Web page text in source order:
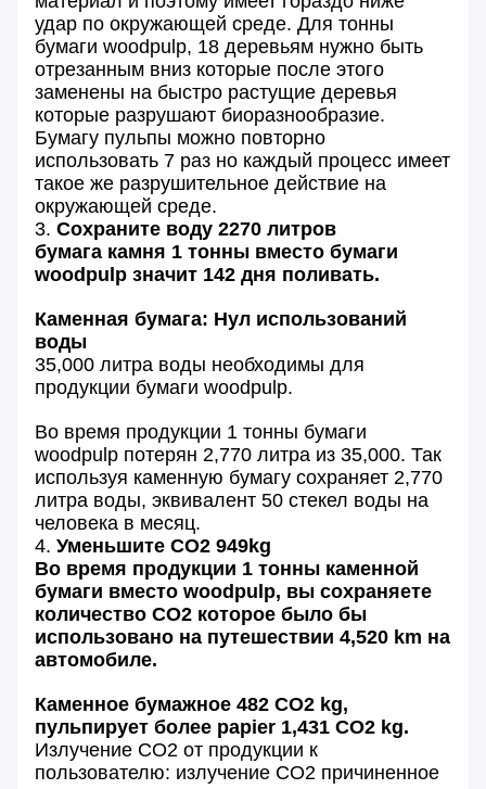
удар по окружающей среде. Для тонны
бумаги woodpulp, 18 деревьям нужно быть
отрезанным вниз которые после этого
заменены на быстро растущие деревья
которые разрушают биоразнообразие.
Бумагу пульпы можно повторно
использовать 7 раз но каждый процесс имеет
такое же разрушительное действие на
окружающей среде.
3. Сохраните воду 2270 литров
бумага камня 1 тонны вместо бумаги
woodpulp значит 142 дня поливать.
Каменная бумага: Нул использований
воды
35,000 литра воды необходимы для
продукции бумаги woodpulp.
Во время продукции 1 тонны бумаги
woodpulp потерян 2,770 литра из 35,000. Так
используя каменную бумагу сохраняет 2,770
литра воды, эквивалент 50 стекел воды на
человека в месяц.
4. Уменьшите СО2 949kg
Во время продукции 1 тонны каменной
бумаги вместо woodpulp, вы сохраняете
количество СО2 которое было бы
использовано на путешествии 4,520 km на
автомобиле.
Каменное бумажное 482 СО2 kg,
пульпирует более papier 1,431 СО2 kg.
Излучение СО2 от продукции к
пользователю: излучение СО2 причиненное